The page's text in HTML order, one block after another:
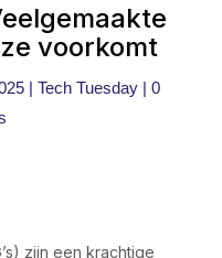
voorkomt
| Tech Tuesday| 0
zijn een krachtige